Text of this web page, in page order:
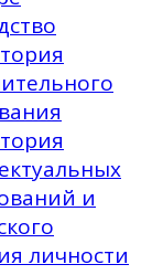
и
личности